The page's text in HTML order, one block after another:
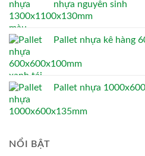
nhựa nguyên sinh
Pallet nhựa kê hàng
Pallet nhựa
NỔI BẬT